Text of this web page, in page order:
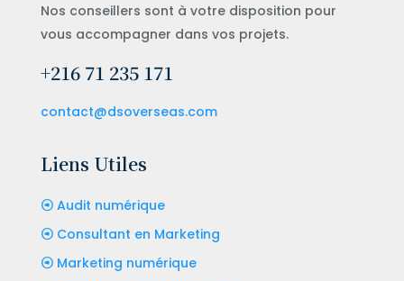
Nos conseillers sont à votre disposition pour
vous accompagner dans vos projets.
+216 71 235 171
contact@dsoverseas.com
Liens Utiles
Audit numérique
Consultant en Marketing
Marketing numérique